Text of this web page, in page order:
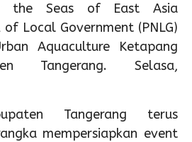
the Seas of East Asia
of Local Government (PNLG)
Aquaculture Ketapang
Tangerang. Selasa,
Tangerang terus
mempersiapkan event